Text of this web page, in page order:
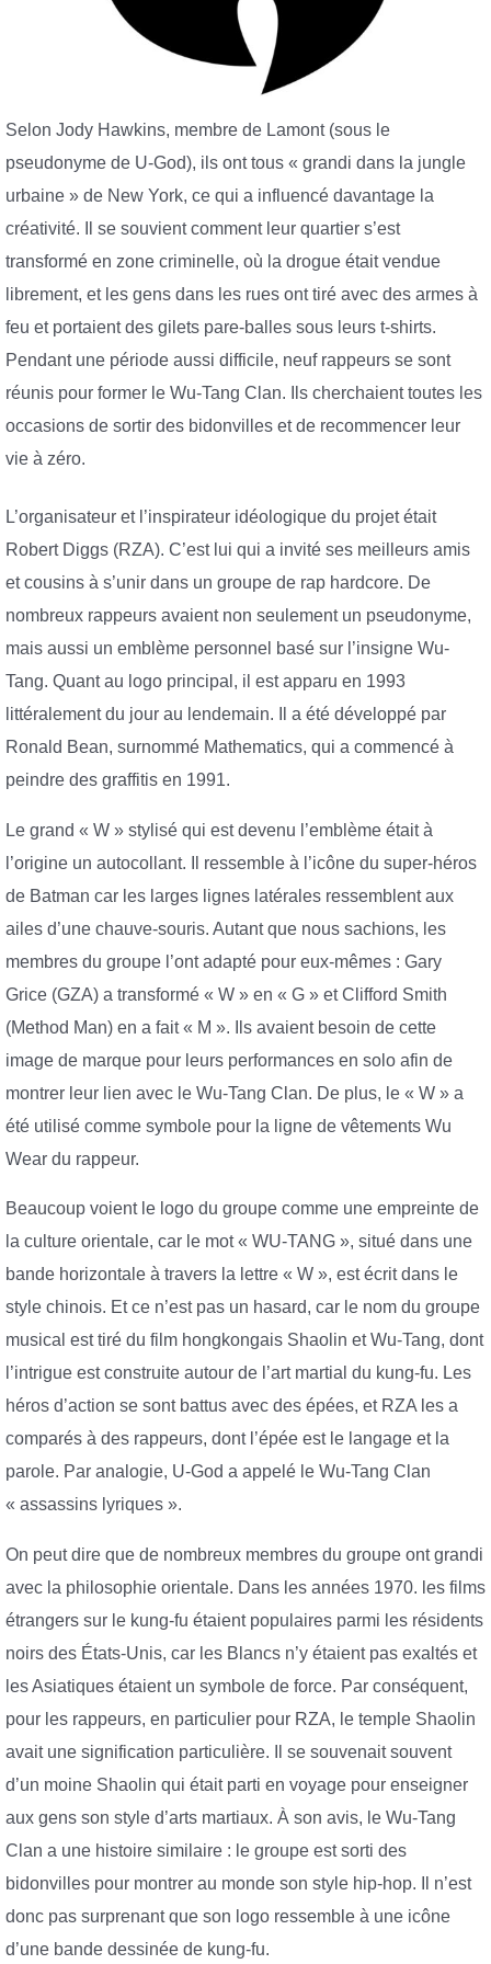
Selon Jody Hawkins, membre de Lamont (sous le
pseudonyme de U-God), ils ont tous « grandi dans la jungle
urbaine » de New York, ce qui a influencé davantage la
créativité. Il se souvient comment leur quartier s’est
transformé en zone criminelle, où la drogue était vendue
librement, et les gens dans les rues ont tiré avec des armes à
feu et portaient des gilets pare-balles sous leurs t-shirts.
Pendant une période aussi difficile, neuf rappeurs se sont
réunis pour former le Wu-Tang Clan. Ils cherchaient toutes les
occasions de sortir des bidonvilles et de recommencer leur
vie à zéro.
L’organisateur et l’inspirateur idéologique du projet était
Robert Diggs (RZA). C’est lui qui a invité ses meilleurs amis
et cousins ​​​​à s’unir dans un groupe de rap hardcore. De
nombreux rappeurs avaient non seulement un pseudonyme,
mais aussi un emblème personnel basé sur l’insigne Wu-
Tang. Quant au logo principal, il est apparu en 1993
littéralement du jour au lendemain. Il a été développé par
Ronald Bean, surnommé Mathematics, qui a commencé à
peindre des graffitis en 1991.
Le grand « W » stylisé qui est devenu l’emblème était à
l’origine un autocollant. Il ressemble à l’icône du super-héros
de Batman car les larges lignes latérales ressemblent aux
ailes d’une chauve-souris. Autant que nous sachions, les
membres du groupe l’ont adapté pour eux-mêmes : Gary
Grice (GZA) a transformé « W » en « G » et Clifford Smith
(Method Man) en a fait « M ». Ils avaient besoin de cette
image de marque pour leurs performances en solo afin de
montrer leur lien avec le Wu-Tang Clan. De plus, le « W » a
été utilisé comme symbole pour la ligne de vêtements Wu
Wear du rappeur.
Beaucoup voient le logo du groupe comme une empreinte de
la culture orientale, car le mot « WU-TANG », situé dans une
bande horizontale à travers la lettre « W », est écrit dans le
style chinois. Et ce n’est pas un hasard, car le nom du groupe
musical est tiré du film hongkongais Shaolin et Wu-Tang, dont
l’intrigue est construite autour de l’art martial du kung-fu. Les
héros d’action se sont battus avec des épées, et RZA les a
comparés à des rappeurs, dont l’épée est le langage et la
parole. Par analogie, U-God a appelé le Wu-Tang Clan
« assassins lyriques ».
On peut dire que de nombreux membres du groupe ont grandi
avec la philosophie orientale. Dans les années 1970. les films
étrangers sur le kung-fu étaient populaires parmi les résidents
noirs des États-Unis, car les Blancs n’y étaient pas exaltés et
les Asiatiques étaient un symbole de force. Par conséquent,
pour les rappeurs, en particulier pour RZA, le temple Shaolin
avait une signification particulière. Il se souvenait souvent
d’un moine Shaolin qui était parti en voyage pour enseigner
aux gens son style d’arts martiaux. À son avis, le Wu-Tang
Clan a une histoire similaire : le groupe est sorti des
bidonvilles pour montrer au monde son style hip-hop. Il n’est
donc pas surprenant que son logo ressemble à une icône
d’une bande dessinée de kung-fu.